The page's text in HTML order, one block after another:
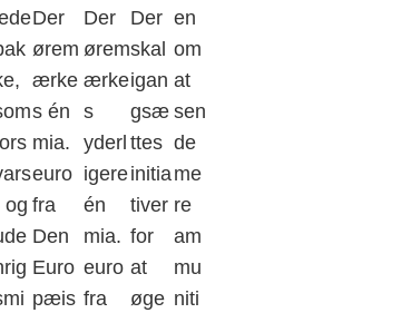
og
Der
ørem
ærke
s én
mia.
euro
fra
Den
Euro
pæis
Der
ørem
ærke
s
yderl
igere
én
mia.
euro
fra
Der
skal
igan
gsæ
ttes
initia
tiver
for
at
øge
en
om
at
sen
de
me
re
am
mu
niti